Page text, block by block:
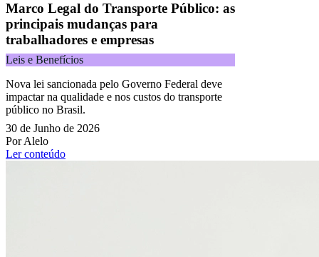
Marco Legal do Transporte Público: as
principais mudanças para
trabalhadores e empresas
Leis e Benefícios
Nova lei sancionada pelo Governo Federal deve
impactar na qualidade e nos custos do transporte
público no Brasil.
30 de Junho de 2026
Por Alelo
Ler conteúdo